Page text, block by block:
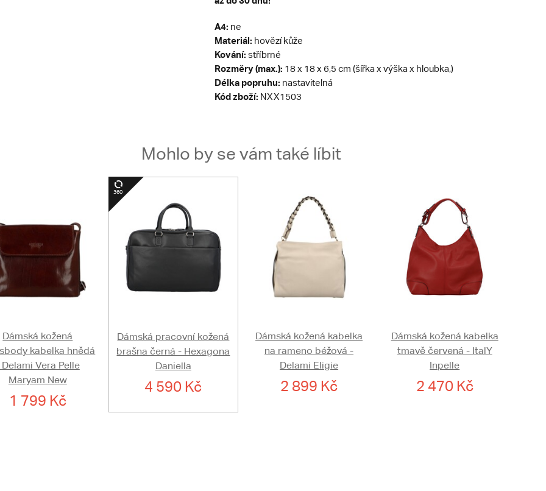
A4: ne
Materiál: hovězí kůže
Kování: stříbrné
Rozměry (max.): 18 x 18 x 6,5 cm (šířka x výška x hloubka,)
Délka popruhu: nastavitelná
Kód zboží: NXX1503
Mohlo by se vám také líbit
Dámská kožená
kabelka hnědá
Vera Pelle
Maryam New
1 799 Kč
Dámská pracovní kožená
brašna černá - Hexagona
Daniella
4 590 Kč
Dámská kožená kabelka
na rameno béžová -
Delami Eligie
2 899 Kč
Dámská kožená kabelka
tmavě červená - ItalY
Inpelle
2 470 Kč